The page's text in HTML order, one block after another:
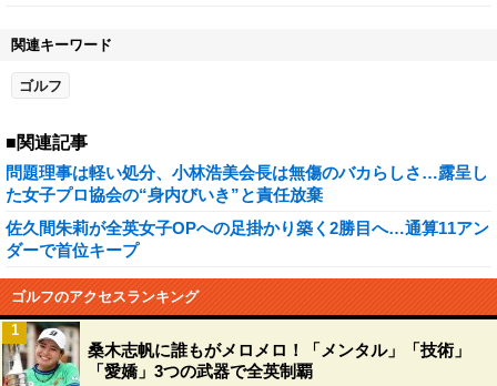
関連キーワード
ゴルフ
■関連記事
問題理事は軽い処分、小林浩美会長は無傷のバカらしさ…露呈し
た女子プロ協会の“身内びいき”と責任放棄
佐久間朱莉が全英女子OPへの足掛かり築く2勝目へ…通算11アン
ダーで首位キープ
ゴルフのアクセスランキング
桑木志帆に誰もがメロメロ！「メンタル」「技術」
「愛嬌」3つの武器で全英制覇
1